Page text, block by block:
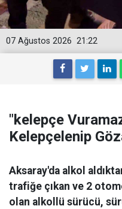
21:22
07 Ağustos 2026
"kelepçe
Kelepçelenip
Aksaray'da alkol
trafiğe çıkan ve 2
olan alkollü sürücü,